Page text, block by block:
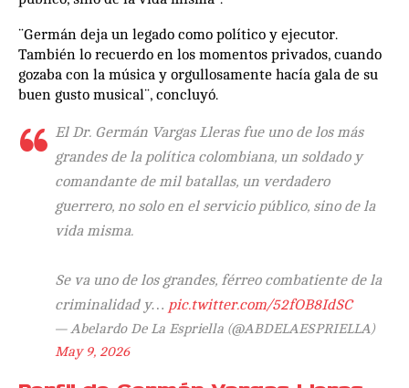
¨Germán deja un legado como político y ejecutor.
También lo recuerdo en los momentos privados, cuando
gozaba con la música y orgullosamente hacía gala de su
buen gusto musical¨, concluyó.
El Dr. Germán Vargas Lleras fue uno de los más
grandes de la política colombiana, un soldado y
comandante de mil batallas, un verdadero
guerrero, no solo en el servicio público, sino de la
vida misma.
Se va uno de los grandes, férreo combatiente de la
criminalidad y… pic.twitter.com/52fOB8IdSC
— Abelardo De La Espriella (@ABDELAESPRIELLA)
May 9, 2026